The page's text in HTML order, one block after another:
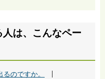
は、こんなペー
のですか。